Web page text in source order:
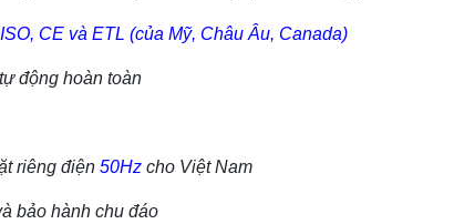
CE và ETL (của Mỹ, Châu Âu, Canada)
động hoàn toàn
riêng điện 50Hz cho Việt Nam
hành chu đáo